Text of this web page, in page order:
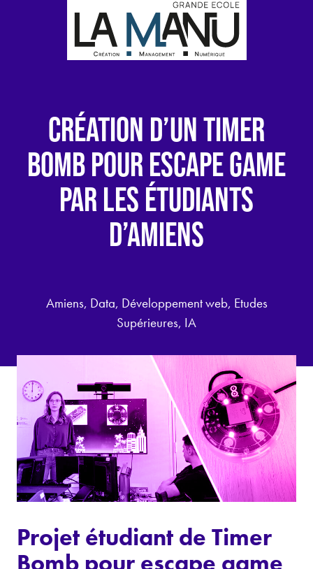
CRÉATION D’UN TIMER
BOMB POUR ESCAPE GAME
PAR LES ÉTUDIANTS
D’AMIENS
Amiens, Data, Développement web, Etudes
Supérieures, IA
Projet étudiant de Timer
Bomb pour escape game